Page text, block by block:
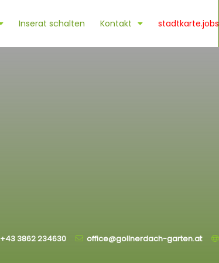
Inserat schalten Kontakt stadtkarte.jobs
+43 3862 234630 office@gollnerdach-garten.at